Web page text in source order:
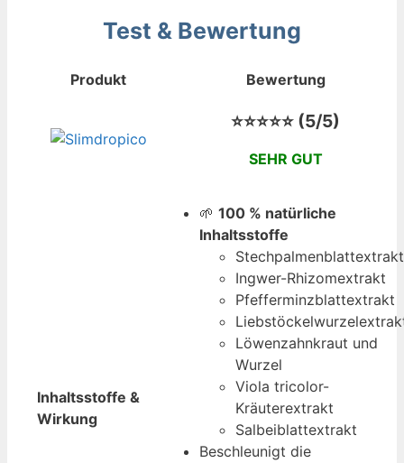
Test & Bewertung
Produkt Bewertung
⭐⭐⭐⭐⭐ (5/5)
SEHR GUT
Inhaltsstoffe &
Wirkung
🌱 100 % natürliche
Inhaltsstoffe
Stechpalmenblattextrakt
Ingwer-Rhizomextrakt
Pfefferminzblattextrakt
Löwenzahnkraut und
Wurzel
Viola tricolor-
Kräuterextrakt
Salbeiblattextrakt
Beschleunigt die